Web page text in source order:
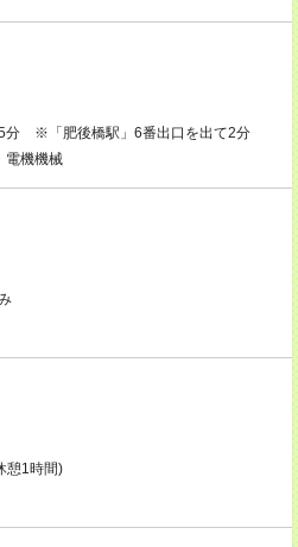
分 ※「肥後橋駅」6番出口を出て2分
電機機械
憩1時間)